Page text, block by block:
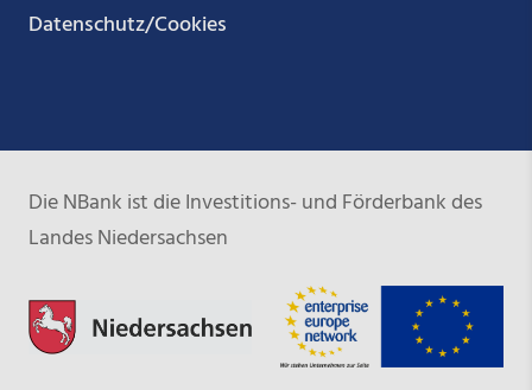
Datenschutz/Cookies
Die NBank ist die Investitions- und Förderbank des
Landes Niedersachsen